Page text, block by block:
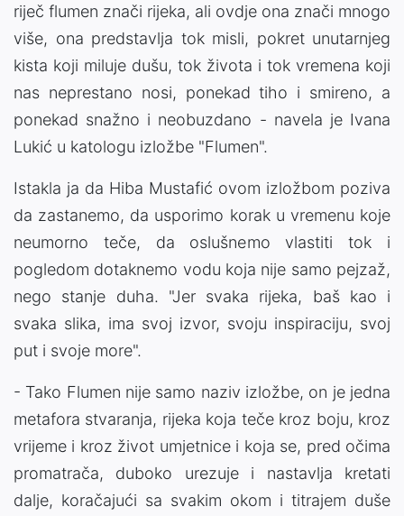
riječ flumen znači rijeka, ali ovdje ona znači mnogo
više, ona predstavlja tok misli, pokret unutarnjeg
kista koji miluje dušu, tok života i tok vremena koji
nas neprestano nosi, ponekad tiho i smireno, a
ponekad snažno i neobuzdano - navela je Ivana
Lukić u katologu izložbe "Flumen".
Istakla ja da Hiba Mustafić ovom izložbom poziva
da zastanemo, da usporimo korak u vremenu koje
neumorno teče, da oslušnemo vlastiti tok i
pogledom dotaknemo vodu koja nije samo pejzaž,
nego stanje duha. "Jer svaka rijeka, baš kao i
svaka slika, ima svoj izvor, svoju inspiraciju, svoj
put i svoje more".
- Tako Flumen nije samo naziv izložbe, on je jedna
metafora stvaranja, rijeka koja teče kroz boju, kroz
vrijeme i kroz život umjetnice i koja se, pred očima
promatrača, duboko urezuje i nastavlja kretati
dalje, koračajući sa svakim okom i titrajem duše